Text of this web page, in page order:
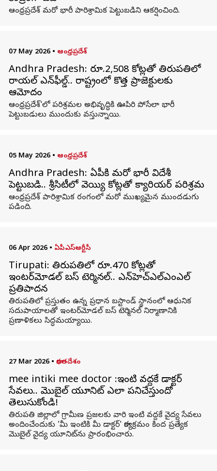
ఆంధ్రప్రదేశ్‌ మరో భారీ పారిశ్రామిక పెట్టుబడిని ఆకర్షించింది.
07 May 2026 • ఆంధ్రప్రదేశ్
Andhra Pradesh: రూ.2,508 కోట్లతో తిరుపతిలో
రాయల్ ఎన్‌ఫీల్డ్.. రాష్ట్రంలో కొత్త ప్రాజెక్టులకు
ఆమోదం
ఆంధ్రప్రదేశ్'లో పరిశ్రమల అభివృద్ధికి ఊపిరి పోసేలా భారీ
పెట్టుబడులు ముందుకు వస్తున్నాయి.
05 May 2026 • ఆంధ్రప్రదేశ్
Andhra Pradesh: ఏపీకి మరో భారీ విదేశీ
పెట్టుబడి.. శ్రీసిటీలో వెయ్యి కోట్లతో క్యారియర్ పరిశ్రమ
ఆంధ్రప్రదేశ్ పారిశ్రామిక రంగంలో మరో ముఖ్యమైన ముందడుగు
పడింది.
06 Apr 2026 • ఏపీఎస్ఆర్టీసీ
Tirupati: తిరుపతిలో రూ.470 కోట్లతో
ఇంటర్‌మోడల్ బస్ టెర్మినల్.. ఎన్‌హెచ్‌ఎల్‌ఎంఎల్‌
ప్రతిపాదన
తిరుపతిలో ప్రస్తుతం ఉన్న ప్రధాన బస్టాండ్ స్థానంలో ఆధునిక
సదుపాయాలతో ఇంటర్‌మోడల్ బస్ టెర్మినల్ నిర్మాణానికి
ప్రణాళికలు సిద్ధమయ్యాయి.
27 Mar 2026 • భారతదేశం
mee intiki mee doctor :ఇంటి వద్దకే డాక్టర్
సేవలు.. మొబైల్ యూనిట్ ఎలా పనిచేస్తుందో
తెలుసుకోండి!
తిరుపతి జిల్లాలో గ్రామీణ ప్రజలకు వారి ఇంటి వద్దకే వైద్య సేవలు
అందించేందుకు 'మీ ఇంటికి మీ డాక్టర్' కార్యక్రమం కింద ప్రత్యేక
మొబైల్ వైద్య యూనిట్‌ను ప్రారంభించారు.